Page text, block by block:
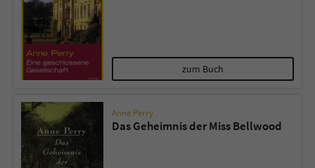
zum Buch
Anne Perry
Das Geheimnis der Miss Bellwood